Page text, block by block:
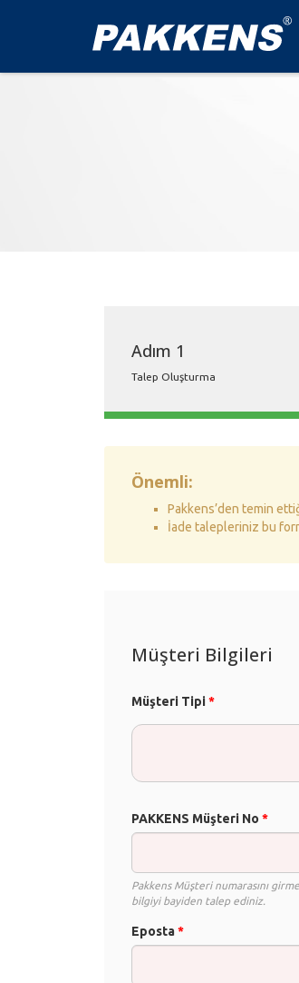
Adım 1
Talep Oluşturma
Önemli:
Pakkens’den temin
İade talepleriniz bu
Müşteri Bilgileri
Müşteri Tipi*
PAKKENS Müşteri No *
Pakkens Müşteri numarasını
bilgiyi bayiden talep ediniz.
Eposta*